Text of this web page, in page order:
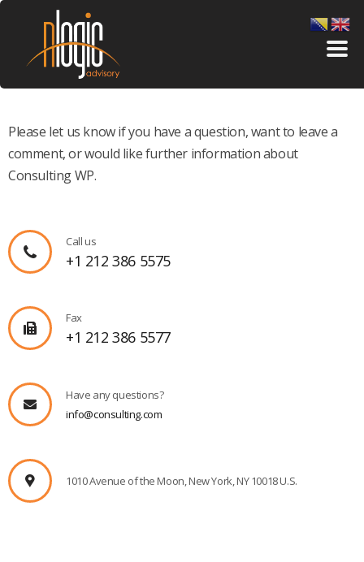
Please let us know if you have a question, want to leave a
comment, or would like further information about
Consulting WP.
Call us
+1 212 386 5575
Fax
+1 212 386 5577
Have any questions?
info@consulting.com
1010 Avenue of the Moon, New York, NY 10018 U.S.